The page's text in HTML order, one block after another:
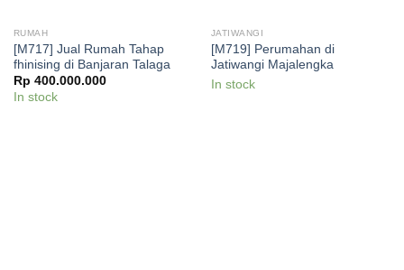
RUMAH
[M717] Jual Rumah Tahap
fhinising di Banjaran Talaga
Rp 400.000.000
In stock
JATIWANGI
[M719] Perumahan di
Jatiwangi Majalengka
In stock